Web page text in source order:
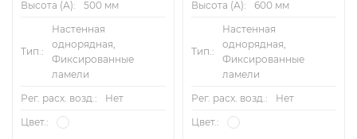
Высота (А):
500 мм
Тип.:
Настенная
однорядная,
Фиксированные
ламели
Рег. расх. возд.:
Нет
Цвет.:
Высота (А):
600 мм
Тип.:
Настенная
однорядная,
Фиксированные
ламели
Рег. расх. возд.:
Нет
Цвет.: